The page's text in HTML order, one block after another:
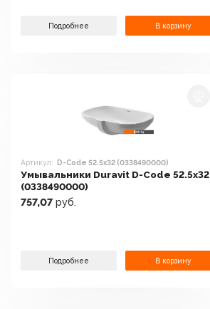
Подробнее В корзину
Артикул: D-Code 52.5x32 (0338490000)
Умывальники Duravit D-Code 52.5x32
(0338490000)
757,07 руб.
Подробнее В корзину